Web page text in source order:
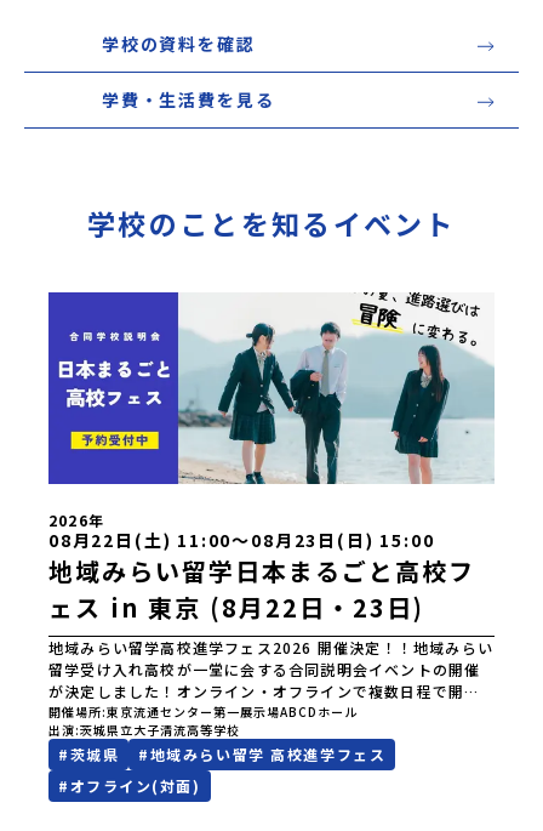
学校の資料を確認
学費・生活費を見る
学校のことを知るイベント
2026年
08月22日(土) 11:00〜08月23日(日) 15:00
地域みらい留学日本まるごと高校フ
ェス in 東京 (8月22日・23日)
地域みらい留学高校進学フェス2026 開催決定！！地域みらい
留学受け入れ高校が一堂に会する合同説明会イベントの開催
が決定しました！オンライン・オフラインで複数日程で開催
いたしますので、奮ってご参加ください。皆様にお会いでき
ますことを楽しみにしております。ページ下の「申し込む」
ボタンより事前予約をお願いいたします。\ 地域みらい留学高
校進学フェス in 東京 (8月22日・23日)/日時2026年8月22日
(土)11:00-17:00 8月23日(日)10:30-15:00場所東京
開催場所 東京流通センター第一展示場ABCDホール
出演 茨城県立大子清流高等学校
#茨城県 #地域みらい留学 高校進学フェス
#オフライン(対面)